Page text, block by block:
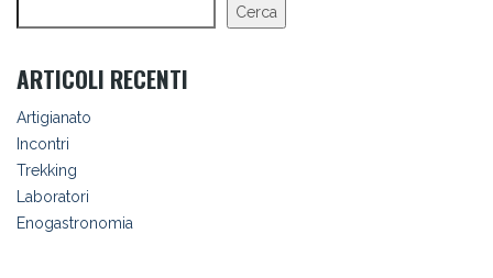
Cerca
ARTICOLI RECENTI
Artigianato
Incontri
Trekking
Laboratori
Enogastronomia